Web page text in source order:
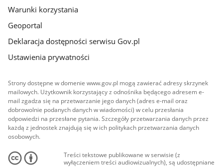
Warunki korzystania
Geoportal
Deklaracja dostępności serwisu Gov.pl
Ustawienia prywatności
Strony dostępne w domenie www.gov.pl mogą zawierać adresy skrzynek
mailowych. Użytkownik korzystający z odnośnika będącego adresem e-
mail zgadza się na przetwarzanie jego danych (adres e-mail oraz
dobrowolnie podanych danych w wiadomości) w celu przesłania
odpowiedzi na przesłane pytania. Szczegóły przetwarzania danych przez
każdą z jednostek znajdują się w ich politykach przetwarzania danych
osobowych.
Treści tekstowe publikowane w serwisie (z
wyłączeniem treści audiowizualnych), są udostępniane